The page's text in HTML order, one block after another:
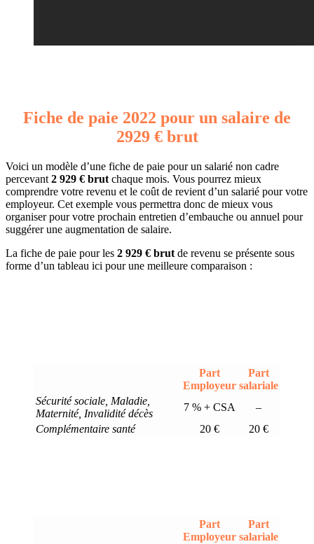
Fiche de paie 2022 pour un salaire de
2929 € brut
Voici un modèle d’une fiche de paie pour un salarié non cadre
percevant 2 929 € brut chaque mois. Vous pourrez mieux
comprendre votre revenu et le coût de revient d’un salarié pour votre
employeur. Cet exemple vous permettra donc de mieux vous
organiser pour votre prochain entretien d’embauche ou annuel pour
suggérer une augmentation de salaire.
La fiche de paie pour les 2 929 € brut de revenu se présente sous
forme d’un tableau ici pour une meilleure comparaison :
Part
Employeur
Part
salariale
Sécurité sociale, Maladie,
Maternité, Invalidité décès
7 % + CSA
–
Complémentaire santé
20 € 20 €
Part
Employeur
Part
salariale